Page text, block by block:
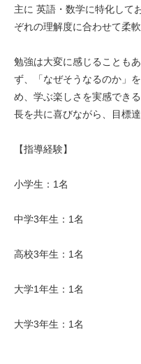
主に 英語・数学に特化して
ぞれの理解度に合わせて柔
勉強は大変に感じることも
ず、「なぜそうなるのか」
め、学ぶ楽しさを実感でき
長を共に喜びながら、目標
【指導経験】
小学生：1名
中学3年生：1名
高校3年生：1名
大学1年生：1名
大学3年生：1名